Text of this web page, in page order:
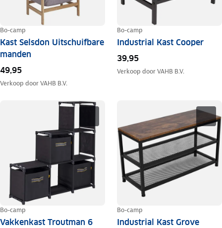
Bo-camp
Kast Selsdon Uitschuifbare
manden
49,95
Verkoop doorVAHB B.V.
Bo-camp
Industrial Kast Cooper
39,95
Verkoop doorVAHB B.V.
Bo-camp
Vakkenkast Troutman 6
Bo-camp
Industrial Kast Grove